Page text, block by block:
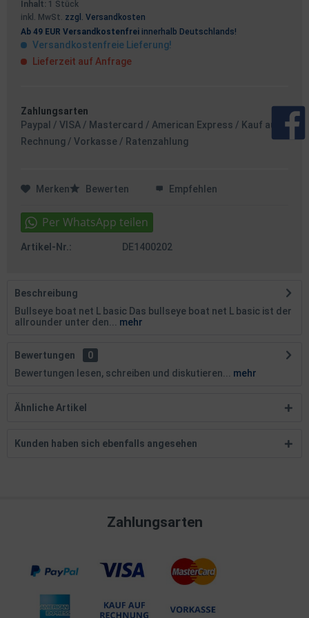
Inhalt: 1 Stück
inkl. MwSt. zzgl. Versandkosten
Ab 49 EUR Versandkostenfrei innerhalb Deutschlands!
Versandkostenfreie Lieferung!
Lieferzeit auf Anfrage
Zahlungsarten
Paypal / VISA / Mastercard / American Express / Kauf auf
Rechnung / Vorkasse / Ratenzahlung
Merken Bewerten Empfehlen
Artikel-Nr.: DE1400202
Beschreibung
Bullseye boat net L basic Das bullseye boat net L basic ist der
allrounder unter den...
mehr
Bewertungen
0
Bewertungen lesen, schreiben und diskutieren...
mehr
Ähnliche Artikel
Kunden haben sich ebenfalls angesehen
Zahlungsarten